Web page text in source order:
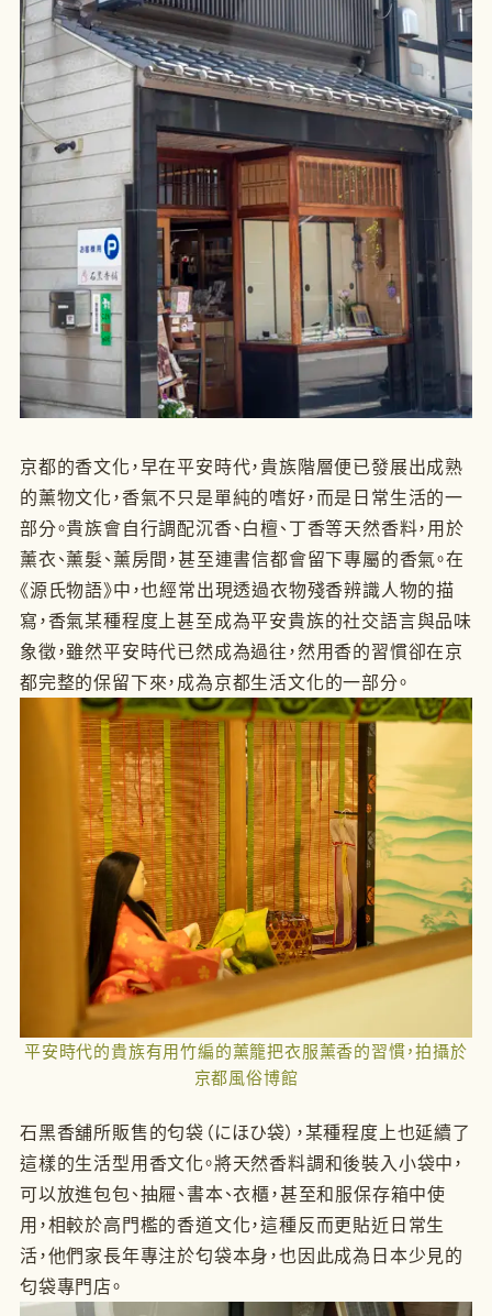
京都的香文化，早在平安時代，貴族階層便已發展出成熟
的薰物文化，香氣不只是單純的嗜好，而是日常生活的一
部分。貴族會自行調配沉香、白檀、丁香等天然香料，用於
薰衣、薰髮、薰房間，甚至連書信都會留下專屬的香氣。在
《源氏物語》中，也經常出現透過衣物殘香辨識人物的描
寫，香氣某種程度上甚至成為平安貴族的社交語言與品味
象徵，雖然平安時代已然成為過往，然用香的習慣卻在京
都完整的保留下來，成為京都生活文化的一部分。
平安時代的貴族有用竹編的薰籠把衣服薰香的習慣，拍攝於
京都風俗博館
石黑香舖所販售的匂袋（にほひ袋），某種程度上也延續了
這樣的生活型用香文化。將天然香料調和後裝入小袋中，
可以放進包包、抽屜、書本、衣櫃，甚至和服保存箱中使
用，相較於高門檻的香道文化，這種反而更貼近日常生
活，他們家長年專注於匂袋本身，也因此成為日本少見的
匂袋專門店。